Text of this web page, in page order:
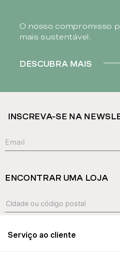
O nosso compromisso
mais sustentável.
DESCUBRA MAIS
INSCREVA-SE NA
ENCONTRAR UMA LOJA
Serviço ao cliente